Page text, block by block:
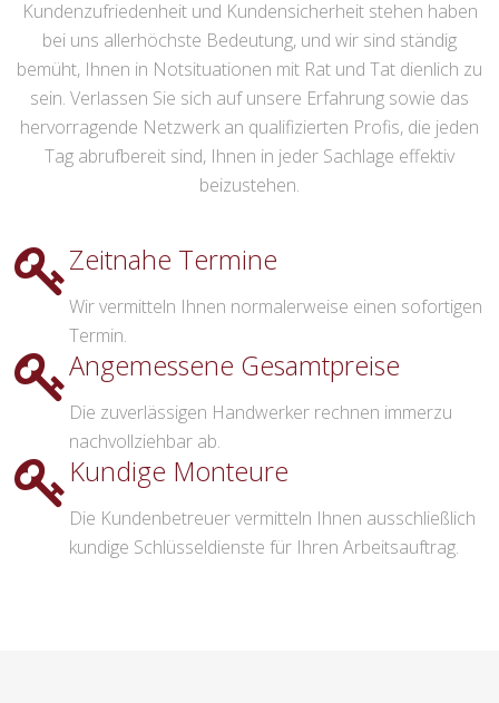
Kundenzufriedenheit und Kundensicherheit stehen haben
bei uns allerhöchste Bedeutung, und wir sind ständig
bemüht, Ihnen in Notsituationen mit Rat und Tat dienlich zu
sein. Verlassen Sie sich auf unsere Erfahrung sowie das
hervorragende Netzwerk an qualifizierten Profis, die jeden
Tag abrufbereit sind, Ihnen in jeder Sachlage effektiv
beizustehen.
Zeitnahe Termine
Wir vermitteln Ihnen normalerweise einen sofortigen
Termin.
Angemessene Gesamtpreise
Die zuverlässigen Handwerker rechnen immerzu
nachvollziehbar ab.
Kundige Monteure
Die Kundenbetreuer vermitteln Ihnen ausschließlich
kundige Schlüsseldienste für Ihren Arbeitsauftrag.